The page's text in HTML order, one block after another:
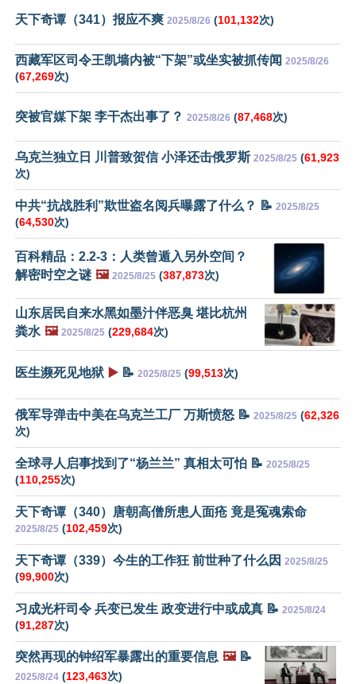
天下奇谭（341）报应不爽 2025/8/26 (101,132次)
西藏军区司令王凯墙内被“下架”或坐实被抓传闻 2025/8/26
(67,269次)
突被官媒下架 李干杰出事了？ 2025/8/26 (87,468次)
乌克兰独立日 川普致贺信 小泽还击俄罗斯 2025/8/25 (61,923
次)
中共“抗战胜利”欺世盗名阅兵曝露了什么？ 📝 2025/8/25
(64,530次)
百科精品：2.2-3：人类曾遁入另外空间？
解密时空之谜 🖼️ 2025/8/25 (387,873次)
山东居民自来水黑如墨汁伴恶臭 堪比杭州
粪水 🖼️ 2025/8/25 (229,684次)
医生濒死见地狱 ▶️ 📝 2025/8/25 (99,513次)
俄军导弹击中美在乌克兰工厂 万斯愤怒 📝 2025/8/25 (62,326
次)
全球寻人启事找到了“杨兰兰” 真相太可怕 📝 2025/8/25
(110,255次)
天下奇谭（340）唐朝高僧所患人面疮 竟是冤魂索命
2025/8/25 (102,459次)
天下奇谭（339）今生的工作狂 前世种了什么因 2025/8/25
(99,900次)
习成光杆司令 兵变已发生 政变进行中或成真 📝 2025/8/24
(91,287次)
突然再现的钟绍军暴露出的重要信息 🖼️📝
2025/8/24 (123,463次)